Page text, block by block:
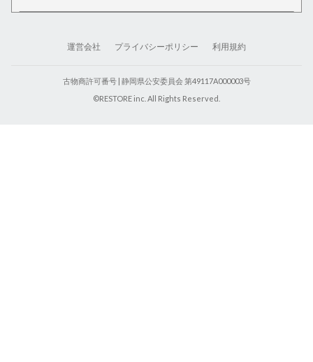
古物商許可番号 | 静岡県公安委員会 第49117A000003号
©RESTORE inc. All Rights Reserved.
運営会社 プライバシーポリシー 利用規約